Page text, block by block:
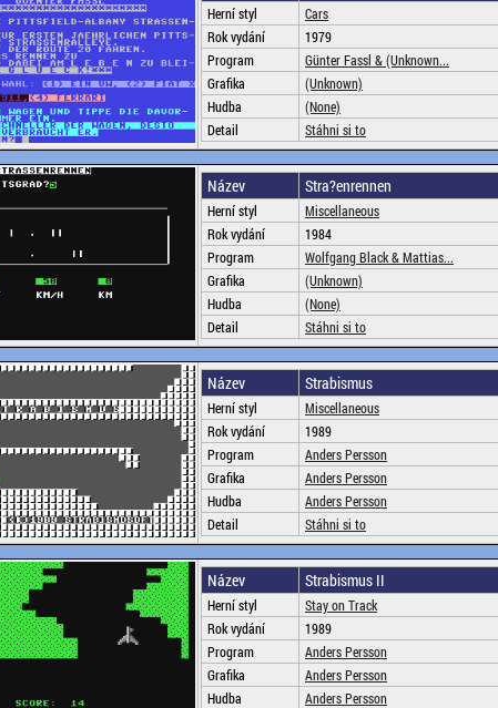
Herní styl
Cars
Rok vydání
1979
Program
Günter Fassl & (Unknown...
Grafika
(Unknown)
Hudba
(None)
Detail
Stáhni si to
Název Stra?enrennen
Herní styl
Miscellaneous
Rok vydání
1984
Program
Wolfgang Black & Mattias...
Grafika
(Unknown)
Hudba
(None)
Detail
Stáhni si to
Název Strabismus
Herní styl
Miscellaneous
Rok vydání
1989
Program
Anders Persson
Grafika
Anders Persson
Hudba
Anders Persson
Detail
Stáhni si to
Název Strabismus II
Herní styl
Stay on Track
Rok vydání
1989
Program
Anders Persson
Grafika
Anders Persson
Hudba
Anders Persson